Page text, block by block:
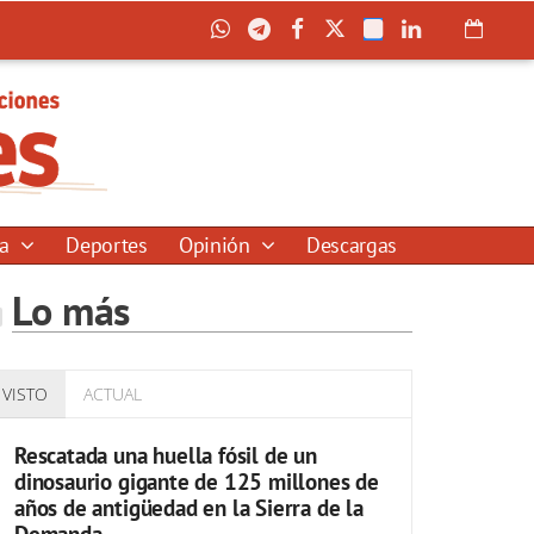
Deportes Opinión Descargas
Lo más
VISTO ACTUAL
Rescatada una huella fósil de un
dinosaurio gigante de 125 millones de
años de antigüedad en la Sierra de la